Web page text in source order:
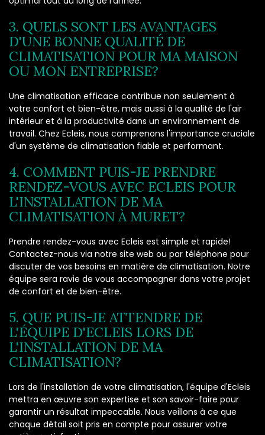
3. QUELS SONT LES AVANTAGES
D'UNE BONNE QUALITÉ DE
CLIMATISATION POUR MA MAISON
OU MON ENTREPRISE?
Une climatisation efficace contribue non seulement à
votre confort et bien-être, mais aussi à la qualité de l'air
intérieur et à la productivité dans un environnement de
travail. Chez Ecleis, nous comprenons l'importance cruciale
d'un système de climatisation fiable et performant.
4. COMMENT PUIS-JE PRENDRE
RENDEZ-VOUS AVEC ECLEIS POUR
L'INSTALLATION DE MA
CLIMATISATION À MURET?
Prendre rendez-vous avec Ecleis est simple et rapide!
Contactez-nous via notre site web ou par téléphone pour
discuter de vos besoins en matière de climatisation. Notre
équipe sera ravie de vous accompagner dans votre projet
de confort et de bien-être.
5. QUE PUIS-JE ATTENDRE DE
L'ÉQUIPE D'ECLEIS LORS DE
L'INSTALLATION DE MA
CLIMATISATION?
Lors de l'installation de votre climatisation, l'équipe d'Ecleis
mettra en œuvre son expertise et son savoir-faire pour
garantir un résultat impeccable. Nous veillons à ce que
chaque détail soit pris en compte pour assurer votre